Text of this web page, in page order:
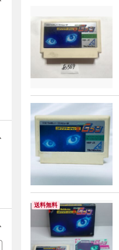
送料無料